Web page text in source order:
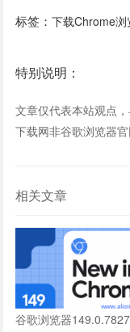
标签：下载Chrome浏
特别说明：
文章仅代表本站观点
下载网非谷歌浏览器官
相关文章
谷歌浏览器